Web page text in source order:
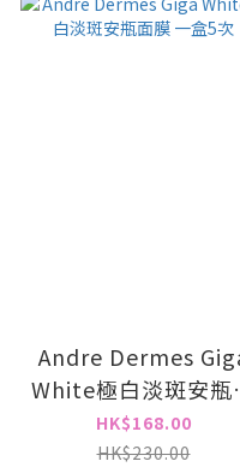
Andre Dermes
White極白淡斑安瓶
膜 一盒5次
HK$168.00
HK$230.00